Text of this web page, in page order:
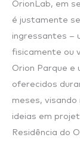
OrionLab, em
é justamente
ingressantes –
fisicamente ou
Orion Parque e
oferecidos
meses,
ideias em
Residência do